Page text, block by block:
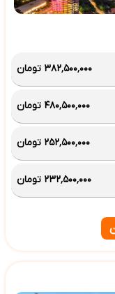
۳۸۲٬۵۰۰٬۰۰۰ تومان
۴۸۰٬۵۰۰٬۰۰۰ تومان
۲۵۲٬۵۰۰٬۰۰۰ تومان
۲۳۲٬۵۰۰٬۰۰۰ تومان